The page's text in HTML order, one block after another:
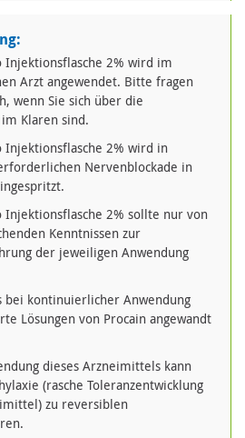
Injektionsflasche 2% wird im
Arzt angewendet. Bitte fragen
wenn Sie sich über die
Klaren sind.
Injektionsflasche 2% wird in
Nervenblockade in
Injektionsflasche 2% sollte nur von
Kenntnissen zur
der jeweiligen Anwendung
bei kontinuierlicher Anwendung
Lösungen von Procain angewandt
dieses Arzneimittels kann
(rasche Toleranzentwicklung
zu reversiblen